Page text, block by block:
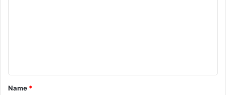
t
*
Name *